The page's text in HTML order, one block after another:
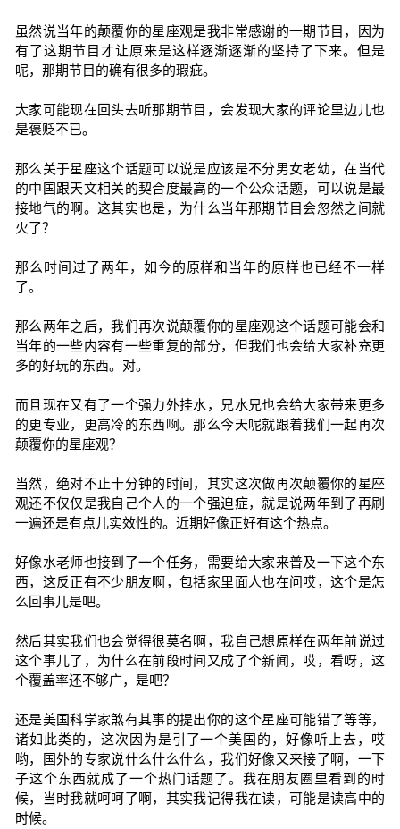
虽然说当年的颠覆你的星座观是我非常感谢的一期节目，因为
有了这期节目才让原来是这样逐渐逐渐的坚持了下来。但是
呢，那期节目的确有很多的瑕疵。
大家可能现在回头去听那期节目，会发现大家的评论里边儿也
是褒贬不已。
那么关于星座这个话题可以说是应该是不分男女老幼，在当代
的中国跟天文相关的契合度最高的一个公众话题，可以说是最
接地气的啊。这其实也是，为什么当年那期节目会忽然之间就
火了？
那么时间过了两年，如今的原样和当年的原样也已经不一样
了。
那么两年之后，我们再次说颠覆你的星座观这个话题可能会和
当年的一些内容有一些重复的部分，但我们也会给大家补充更
多的好玩的东西。对。
而且现在又有了一个强力外挂水，兄水兄也会给大家带来更多
的更专业，更高冷的东西啊。那么今天呢就跟着我们一起再次
颠覆你的星座观？
当然，绝对不止十分钟的时间，其实这次做再次颠覆你的星座
观还不仅仅是我自己个人的一个强迫症，就是说两年到了再刷
一遍还是有点儿实效性的。近期好像正好有这个热点。
好像水老师也接到了一个任务，需要给大家来普及一下这个东
西，这反正有不少朋友啊，包括家里面人也在问哎，这个是怎
么回事儿是吧。
然后其实我们也会觉得很莫名啊，我自己想原样在两年前说过
这个事儿了，为什么在前段时间又成了个新闻，哎，看呀，这
个覆盖率还不够广，是吧？
还是美国科学家煞有其事的提出你的这个星座可能错了等等，
诸如此类的，这次因为是引了一个美国的，好像听上去，哎
哟，国外的专家说什么什么什么，我们好像又来接了啊，一下
子这个东西就成了一个热门话题了。我在朋友圈里看到的时
候，当时我就呵呵了啊，其实我记得我在读，可能是读高中的
时候。